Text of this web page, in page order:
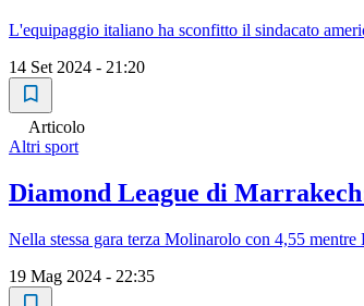
L'equipaggio italiano ha sconfitto il sindacato
14 Set 2024 - 21:20
Articolo
Altri sport
Diamond League di
Nella stessa gara terza Molinarolo con 4,55
19 Mag 2024 - 22:35